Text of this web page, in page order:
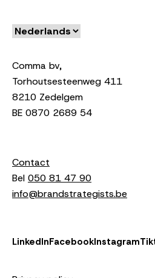
Comma bv,
Torhoutsesteenweg 411
8210 Zedelgem
BE 0870 2689 54
Contact
Bel 050 81 47 90
info@brandstrategists.be
LinkedInFacebookInstagram